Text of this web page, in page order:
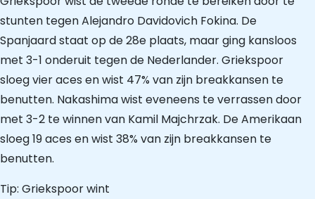
stunten tegen Alejandro Davidovich Fokina. De
Spanjaard staat op de 28e plaats, maar ging kansloos
met 3-1 onderuit tegen de Nederlander. Griekspoor
sloeg vier aces en wist 47% van zijn breakkansen te
benutten. Nakashima wist eveneens te verrassen door
met 3-2 te winnen van Kamil Majchrzak. De Amerikaan
sloeg 19 aces en wist 38% van zijn breakkansen te
benutten.
Tip: Griekspoor wint